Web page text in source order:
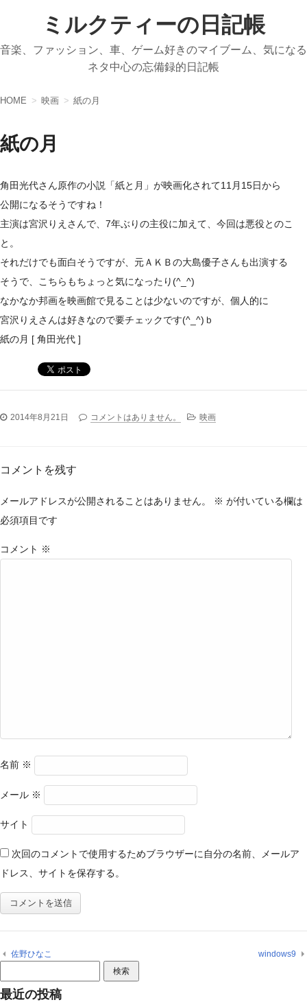
ミルクティーの日記帳
音楽、ファッション、車、ゲーム好きのマイブーム、気になる
ネタ中心の忘備録的日記帳
HOME 映画 紙の月
紙の月
角田光代さん原作の小説「紙と月」が映画化されて11月15日から
公開になるそうですね！
主演は宮沢りえさんで、7年ぶりの主役に加えて、今回は悪役とのこ
と。
それだけでも面白そうですが、元ＡＫＢの大島優子さんも出演する
そうで、こちらもちょっと気になったり(^_^)
なかなか邦画を映画館で見ることは少ないのですが、個人的に
宮沢りえさんは好きなので要チェックです(^_^)ｂ
紙の月 [ 角田光代 ]
2014年8月21日 コメントはありません。 映画
コメントを残す
メールアドレスが公開されることはありません。 ※ が付いている欄は
必須項目です
コメント ※
名前 ※
メール ※
サイト
次回のコメントで使用するためブラウザーに自分の名前、メールア
ドレス、サイトを保存する。
佐野ひなこ windows9
索:
最近の投稿